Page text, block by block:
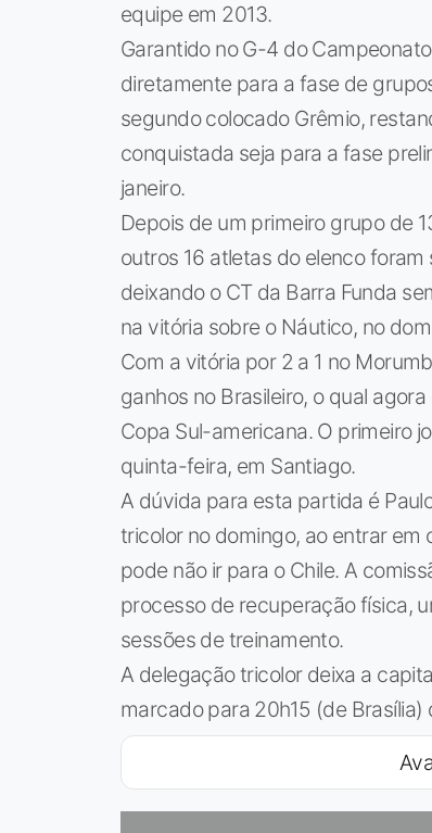
equipe em 2013.
Garantido no G-4 do
diretamente para a fase de
segundo colocado Grêmio,
conquistada seja para a fase
janeiro.
Depois de um primeiro grupo de
outros 16 atletas do elenco
deixando o CT da Barra Funda
na vitória sobre o Náutico, no
Com a vitória por 2 a 1 no
ganhos no Brasileiro, o qual
Copa Sul-americana. O primeiro
quinta-feira, em Santiago.
A dúvida para esta partida é
tricolor no domingo, ao entrar
pode não ir para o Chile. A
processo de recuperação física,
sessões de treinamento.
A delegação tricolor deixa a
marcado para 20h15 (de Brasília)